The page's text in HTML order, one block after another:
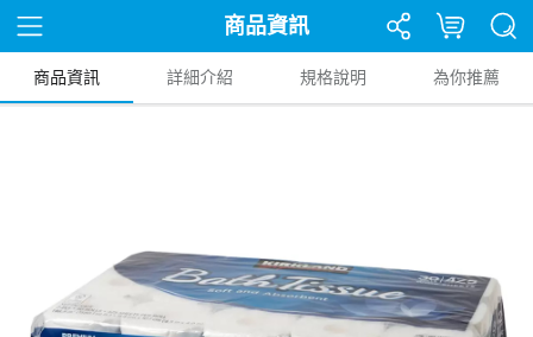
商品資訊
商品資訊 詳細介紹 規格說明 為你推薦